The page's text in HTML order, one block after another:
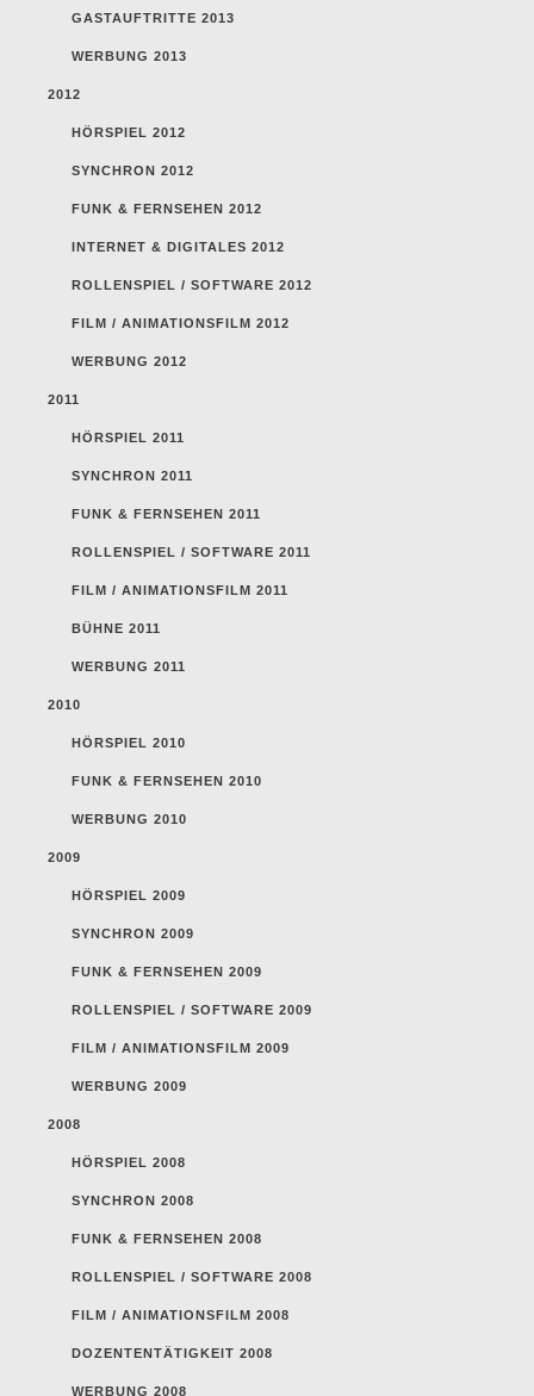
GASTAUFTRITTE 2013
WERBUNG 2013
2012
HÖRSPIEL 2012
SYNCHRON 2012
FUNK & FERNSEHEN 2012
INTERNET & DIGITALES 2012
ROLLENSPIEL / SOFTWARE 2012
FILM / ANIMATIONSFILM 2012
WERBUNG 2012
2011
HÖRSPIEL 2011
SYNCHRON 2011
FUNK & FERNSEHEN 2011
ROLLENSPIEL / SOFTWARE 2011
FILM / ANIMATIONSFILM 2011
BÜHNE 2011
WERBUNG 2011
2010
HÖRSPIEL 2010
FUNK & FERNSEHEN 2010
WERBUNG 2010
2009
HÖRSPIEL 2009
SYNCHRON 2009
FUNK & FERNSEHEN 2009
ROLLENSPIEL / SOFTWARE 2009
FILM / ANIMATIONSFILM 2009
WERBUNG 2009
2008
HÖRSPIEL 2008
SYNCHRON 2008
FUNK & FERNSEHEN 2008
ROLLENSPIEL / SOFTWARE 2008
FILM / ANIMATIONSFILM 2008
DOZENTENTÄTIGKEIT 2008
WERBUNG 2008